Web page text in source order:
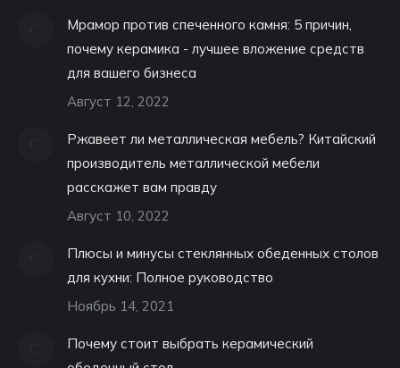
Мрамор против спеченного камня: 5 причин,
почему керамика - лучшее вложение средств
для вашего бизнеса
Август 12, 2022
Ржавеет ли металлическая мебель? Китайский
производитель металлической мебели
расскажет вам правду
Август 10, 2022
Плюсы и минусы стеклянных обеденных столов
для кухни: Полное руководство
Ноябрь 14, 2021
Почему стоит выбрать керамический